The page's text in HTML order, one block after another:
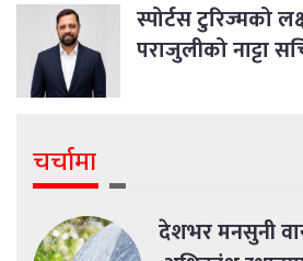
स्पोर्टस टुरिज्मको
पराजुलीको नाट्टा
चर्चामा
देशभर मनसुनी